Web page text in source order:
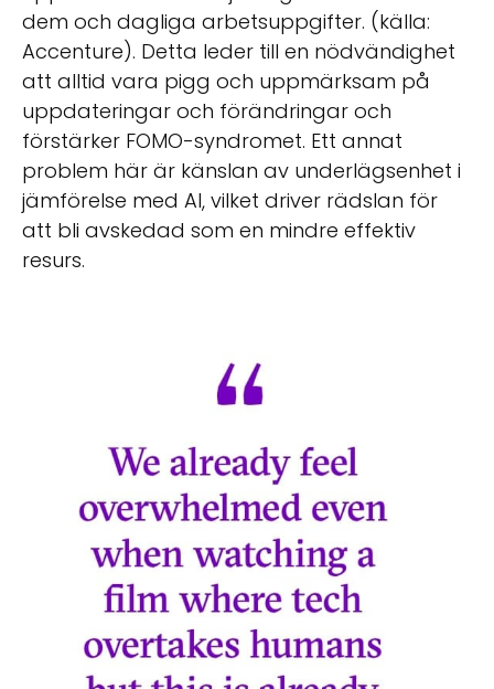
dem och dagliga arbetsuppgifter. (källa:
Accenture). Detta leder till en nödvändighet
att alltid vara pigg och uppmärksam på
uppdateringar och förändringar och
förstärker FOMO-syndromet. Ett annat
problem här är känslan av underlägsenhet i
jämförelse med AI, vilket driver rädslan för
att bli avskedad som en mindre effektiv
resurs.